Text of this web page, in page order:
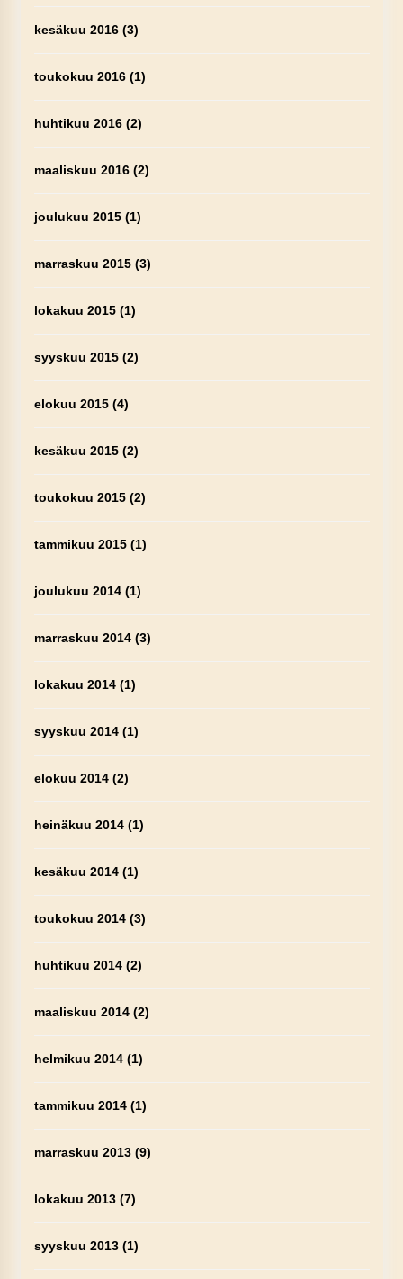
kesäkuu 2016(3)
toukokuu 2016(1)
huhtikuu 2016(2)
maaliskuu 2016(2)
joulukuu 2015(1)
marraskuu 2015(3)
lokakuu 2015(1)
syyskuu 2015(2)
elokuu 2015(4)
kesäkuu 2015(2)
toukokuu 2015(2)
tammikuu 2015(1)
joulukuu 2014(1)
marraskuu 2014(3)
lokakuu 2014(1)
syyskuu 2014(1)
elokuu 2014(2)
heinäkuu 2014(1)
kesäkuu 2014(1)
toukokuu 2014(3)
huhtikuu 2014(2)
maaliskuu 2014(2)
helmikuu 2014(1)
tammikuu 2014(1)
marraskuu 2013(9)
lokakuu 2013(7)
syyskuu 2013(1)